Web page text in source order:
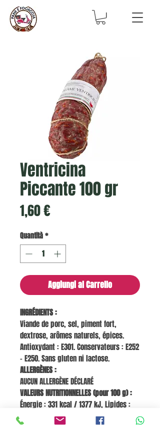
Ventricina
Piccante 100 gr
1,60 €Prezzo
Quantità*
Aggiungi al Carrello
INGRÉDIENTS :
Viande de porc, sel, piment fort,
dextrose, arômes naturels, épices.
Antioxydant : E301. Conservateurs : E252
– E250. Sans gluten ni lactose.
ALLERGÈNES :
AUCUN ALLERGÈNE DÉCLARÉ
VALEURS NUTRITIONNELLES (pour 100 g) :
Énergie : 331 kcal / 1377 kJ, Lipides :
23,7 g, dont acides gras saturés : non
spécifié, Glucides : 0,7 g, dont sucres :